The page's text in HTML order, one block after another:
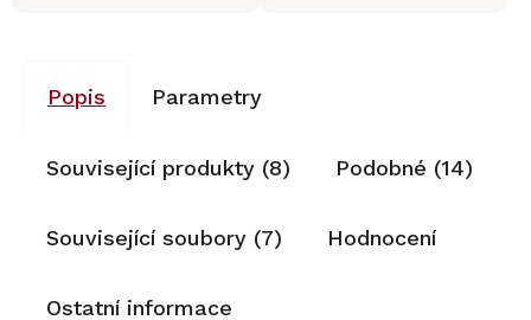
Popis Parametry
Související produkty (8) Podobné (14)
Související soubory (7) Hodnocení
Ostatní informace